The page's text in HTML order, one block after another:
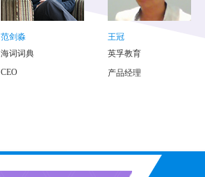
范剑淼
海词词典
CEO
王冠
英孚教育
产品经理